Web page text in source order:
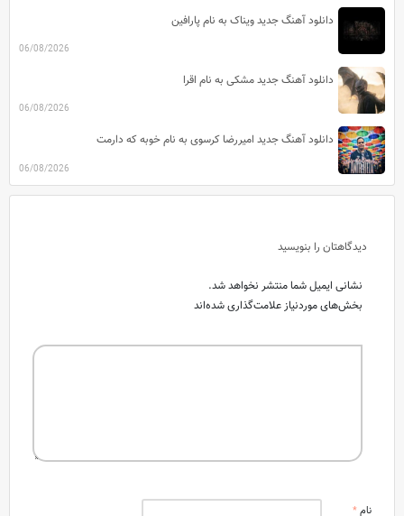
دانلود آهنگ جدید ویناک به نام پارافین
06/08/2026
دانلود آهنگ جدید مشکی به نام اقرا
06/08/2026
دانلود آهنگ جدید امیررضا کرسوی به نام خوبه که دارمت
06/08/2026
دیدگاهتان را بنویسید
نشانی ایمیل شما منتشر نخواهد شد.
بخش‌های موردنیاز علامت‌گذاری شده‌اند
نام*